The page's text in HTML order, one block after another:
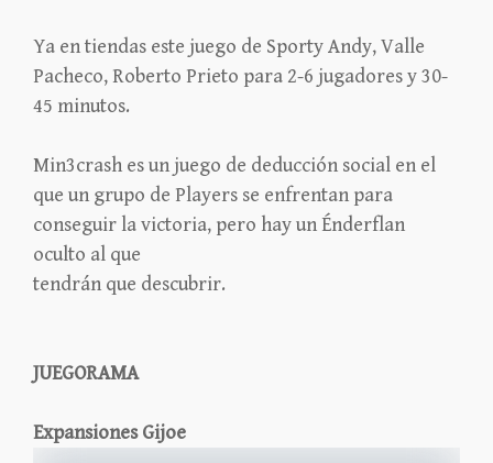
Ya en tiendas este juego de Sporty Andy, Valle
Pacheco, Roberto Prieto para 2-6 jugadores y 30-
45 minutos.
Min3crash es un juego de deducción social en el
que un grupo de Players se enfrentan para
conseguir la victoria, pero hay un Énderflan
oculto al que
tendrán que descubrir.
JUEGORAMA
Expansiones Gijoe